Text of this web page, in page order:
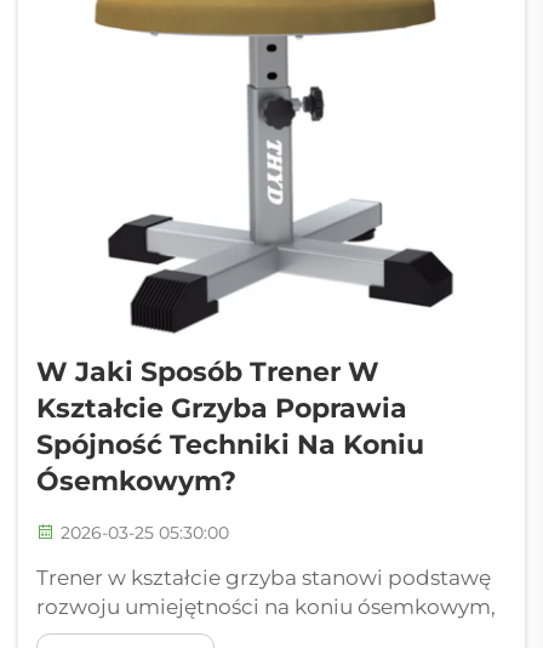
W Jaki Sposób Trener W
Kształcie Grzyba Poprawia
Spójność Techniki Na Koniu
Ósemkowym?
2026-03-25 05:30:00
Trener w kształcie grzyba stanowi podstawę
rozwoju umiejętności na koniu ósemkowym,
bezpośrednio adresując podstawowy